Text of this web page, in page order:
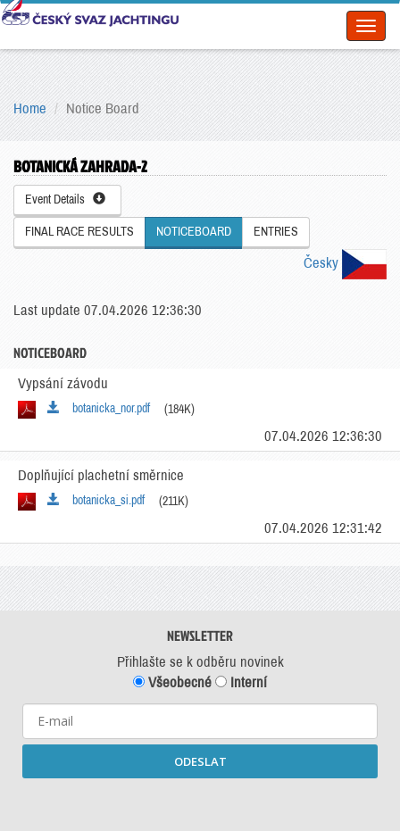
Home Notice Board
BOTANICKÁ ZAHRADA-2
Event Details
FINAL RACE RESULTS NOTICEBOARD ENTRIES
Česky
Last update 07.04.2026 12:36:30
NOTICEBOARD
Vypsání závodu
botanicka_nor.pdf (184K)
07.04.2026 12:36:30
Doplňující plachetní směrnice
botanicka_si.pdf (211K)
07.04.2026 12:31:42
NEWSLETTER
Přihlašte se k odběru novinek
Všeobecné
Interní
ODESLAT